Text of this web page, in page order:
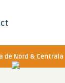
de Nord & Centrala